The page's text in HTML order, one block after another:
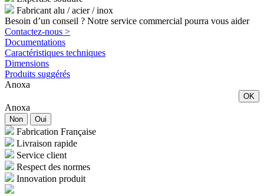
Fabricant alu / acier / inox
Besoin d’un conseil ? Notre service commercial pourra vous aider
Contactez-nous >
Documentations
Caractéristiques techniques
Dimensions
Produits suggérés
Anoxa
OK
Anoxa
Non Oui
Fabrication Française
Livraison rapide
Service client
Respect des normes
Innovation produit